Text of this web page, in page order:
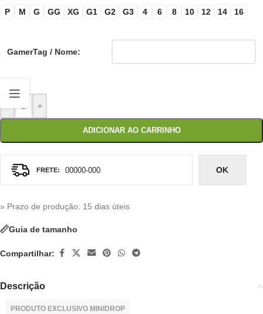
P M G GG XG G1 G2 G3 4 6 8 10 12 14 16
GamerTag / Nome:
+
ADICIONAR AO CARRINHO
OK
» Prazo de produção: 15 dias úteis
Guia de tamanho
Compartilhar:
Descrição
PRODUTO EXCLUSIVO MINIDROP